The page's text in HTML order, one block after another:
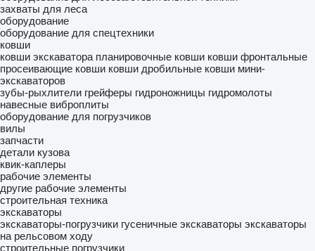
захваты для леса
оборудование
оборудование для спецтехники
ковши
ковши экскаватора планировочные ковши ковши фронтальные
просеивающие ковши ковши дробильные ковши мини-
экскаваторов
зубы-рыхлители грейферы гидроножницы гидромолоты
навесные виброплиты
оборудование для погрузчиков
вилы
запчасти
детали кузова
квик-каплеры
рабочие элементы
другие рабочие элементы
строительная техника
экскаваторы
экскаваторы-погрузчики гусеничные экскаваторы экскаваторы
на рельсовом ходу
строительные погрузчики